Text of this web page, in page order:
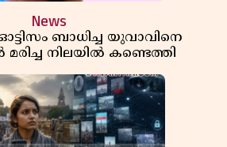
News
ബാധിച്ച യുവാവിനെ
മരിച്ച നിലയിൽ കണ്ടെത്തി